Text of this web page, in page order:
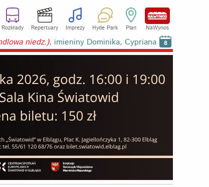
Rozkłady Repertuary Imprezy Hyde Park Plan NaWynos
niedz.), imieniny Dominika, Cypriana 8